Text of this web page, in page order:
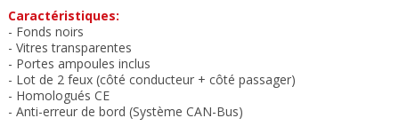
Caractéristiques:
- Fonds noirs
- Vitres transparentes
- Portes ampoules inclus
- Lot de 2 feux (côté conducteur + côté passager)
- Homologués CE
- Anti-erreur de bord (Système CAN-Bus)